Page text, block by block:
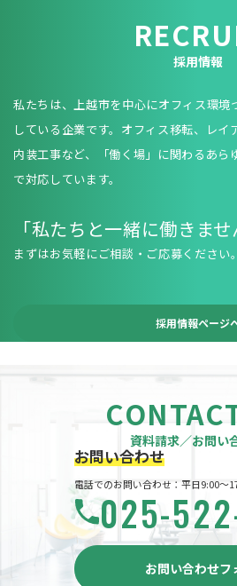
採用情報
私たちは、上越市を中心にオフィス環境
している企業です。オフィス移転、レイ
内装工事など、「働く場」に関わるあら
で対応しています。
「私たちと一緒に働きませ
まずはお気軽にご相談・ご応募ください。
採用情報ページ
資料請求／お問い
お問い合わせ
電話でのお問い合わせ：平日9:00～
025-
お問い合わせフ